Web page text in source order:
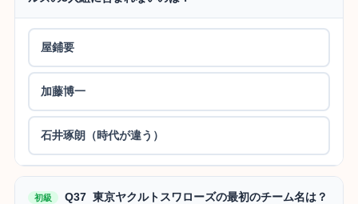
屋鋪要
加藤博一
石井琢朗（時代が違う）
初級 Q37 東京ヤクルトスワローズの最初のチーム名は？